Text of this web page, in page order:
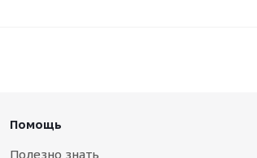
Помощь
Полезно знать